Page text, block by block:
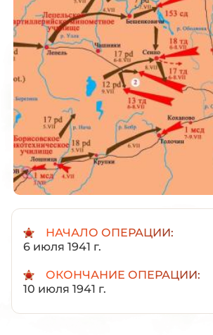
НАЧАЛО ОПЕРАЦИИ:
6 июля 1941 г.
ОКОНЧАНИЕ ОПЕРАЦИИ:
10 июля 1941 г.